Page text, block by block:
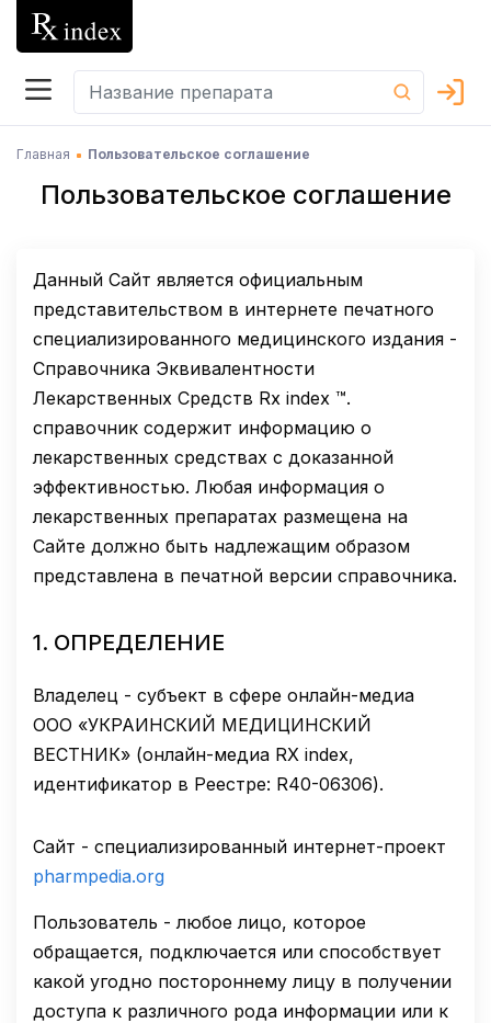
Главная Пользовательское соглашение
Пользовательское соглашение
Данный Сайт является официальным
представительством в интернете печатного
специализированного медицинского издания -
Справочника Эквивалентности
Лекарственных Средств Rx index ™.
справочник содержит информацию о
лекарственных средствах с доказанной
эффективностью. Любая информация о
лекарственных препаратах размещена на
Сайте должно быть надлежащим образом
представлена в печатной версии справочника.
1. ОПРЕДЕЛЕНИЕ
Владелец - субъект в сфере онлайн-медиа
ООО «УКРАИНСКИЙ МЕДИЦИНСКИЙ
ВЕСТНИК» (онлайн-медиа RX index,
идентификатор в Реестре: R40-06306).
Сайт - специализированный интернет-проект
pharmpedia.org
Пользователь - любое лицо, которое
обращается, подключается или способствует
какой угодно постороннему лицу в получении
доступа к различного рода информации или к